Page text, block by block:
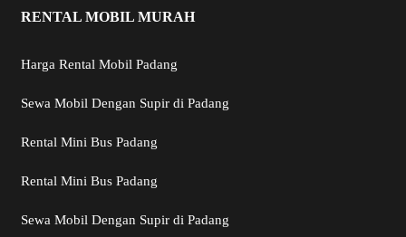
RENTAL MOBIL MURAH
Harga Rental Mobil Padang
Sewa Mobil Dengan Supir di Padang
Rental Mini Bus Padang
Rental Mini Bus Padang
Sewa Mobil Dengan Supir di Padang